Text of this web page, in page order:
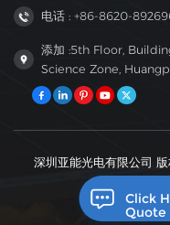
电话 : +86-8620-
添加 :5th Floor,
Science Zone,
深圳亚能光电有限公司
Click
Quote